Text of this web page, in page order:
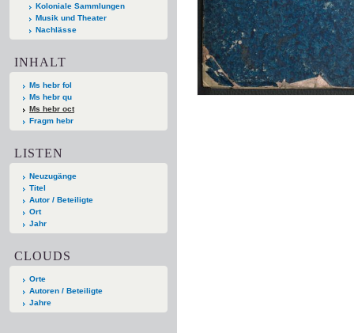
Koloniale Sammlungen
Musik und Theater
Nachlässe
INHALT
Ms hebr fol
Ms hebr qu
Ms hebr oct
Fragm hebr
LISTEN
Neuzugänge
Titel
Autor / Beteiligte
Ort
Jahr
CLOUDS
Orte
Autoren / Beteiligte
Jahre